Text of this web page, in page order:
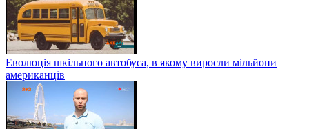
Еволюція шкільного автобуса, в якому виросли мільйони
американців